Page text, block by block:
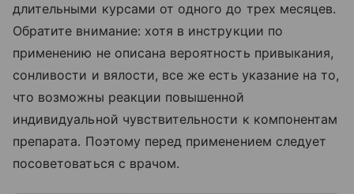
длительными курсами от одного до трех месяцев.
Обратите внимание: хотя в инструкции по
применению не описана вероятность привыкания,
сонливости и вялости, все же есть указание на то,
что возможны реакции повышенной
индивидуальной чувствительности к компонентам
препарата. Поэтому перед применением следует
посоветоваться с врачом.